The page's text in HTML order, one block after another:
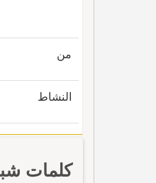
من
النشاط
كلمات